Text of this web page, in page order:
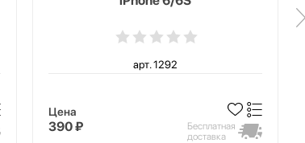
арт. 1292
Цена
390 ₽
Бесплатная
доставка